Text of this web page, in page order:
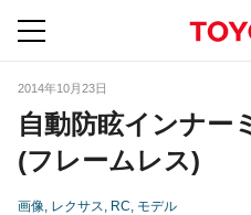
2014年10月23日
自動防眩インナー
(フレームレス)
画像 レクサス RC モデル